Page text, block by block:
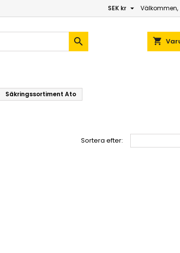
Välkommen,
SEK kr 
shopping_cart

Säkringssortiment Ato
Sortera efter: